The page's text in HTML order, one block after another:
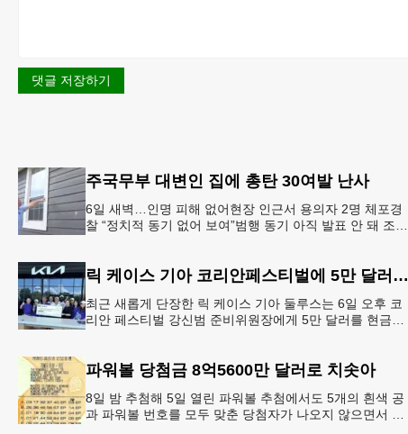
댓글 저장하기
주국무부 대변인 집에 총탄 30여발 난사
6일 새벽…인명 피해 없어현장 인근서 용의자 2명 체포경
찰 “정치적 동기 없어 보여”범행 동기 아직 발표 안 돼 조지
릭 케이스 기아 코리안페스티벌에 5만 달러 후원
최근 새롭게 단장한 릭 케이스 기아 둘루스는 6일 오후 코
리안 페스티벌 강신범 준비위원장에게 5만 달러를 현금으
파워볼 당첨금 8억5600만 달러로 치솟아
8일 밤 추첨해 5일 열린 파워볼 추첨에서도 5개의 흰색 공
과 파워볼 번호를 모두 맞춘 당첨자가 나오지 않으면서 행